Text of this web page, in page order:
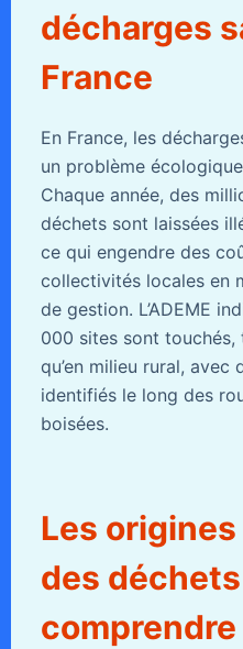
décharges
France
En France, les
un problème
Chaque année, des
déchets sont laissées
ce qui engendre des
collectivités locales en
de gestion. L’ADEME
000 sites sont touchés,
qu’en milieu rural,
identifiés le long des
boisées.
Les origines
des